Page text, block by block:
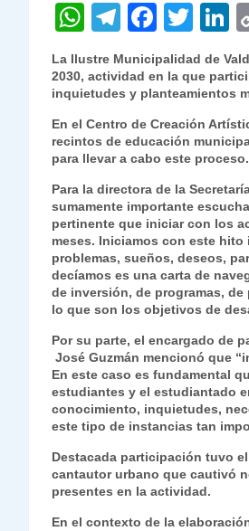
W
h
at
s
A
p
p
T
el
e
gr
a
m
F
a
c
e
b
o
o
k
T
w
itt
er
n
k
e
n
La Ilustre Municipalidad de
2030, actividad en la que
inquietudes y planteamientos
En el Centro de Creación
recintos de educación
para llevar a cabo este proceso.
Para la directora de la
sumamente importante
pertinente que iniciar con los
meses. Iniciamos con este
problemas, sueños, deseos,
decíamos es una carta de
de inversión, de programas,
lo que son los objetivos de
Por su parte, el encargado de
José Guzmán mencionó que
En este caso es fundamental
estudiantes y el estudiantado
conocimiento, inquietudes,
este tipo de instancias tan
Destacada participación tuvo
cantautor urbano que cautivó
presentes en la actividad.
En el contexto de la